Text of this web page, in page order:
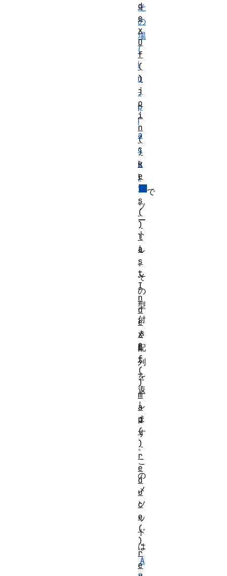
そ
の
場
(
i
n
-
p
l
a
c
e
)
で
ソ
ー
ト
し
、
そ
の
型
付
き
配
列
を
返
し
ま
す
。
こ
の
メ
ソ
ッ
ド
は
A
d
e
x
O
f
(
)
j
o
i
n
(
)
k
e
y
s
(
)
l
a
s
t
I
n
d
e
x
O
f
(
)
m
a
p
(
)
r
e
d
u
c
e
(
)
r
e